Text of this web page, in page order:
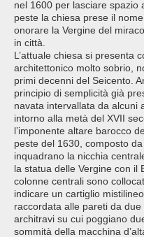
nel 1600 per lasciare spazio
peste la chiesa prese il
onorare la Vergine del
in città.
L’attuale chiesa si presenta
architettonico molto sobrio,
primi decenni del Seicento.
principio di semplicità già
navata intervallata da alcuni
intorno alla metà del XVII
l’imponente altare barocco
peste del 1630, composto
inquadrano la nicchia
la statua delle Vergine con il
colonne centrali sono
indicare un cartiglio
raccordata alle pareti da
architravi su cui poggiano
sommità della macchina